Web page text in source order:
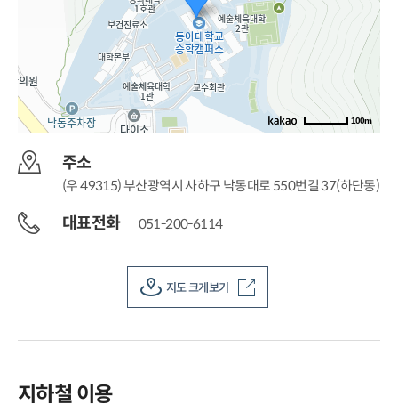
100m
주소
(우 49315) 부산광역시 사하구 낙동대로 550번길 37(하단동)
대표전화 051-200-6114
지도 크게보기
지하철 이용